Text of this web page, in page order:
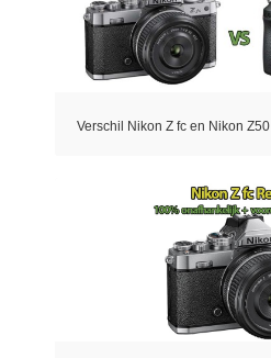
Verschil Nikon Z fc en Nikon Z50